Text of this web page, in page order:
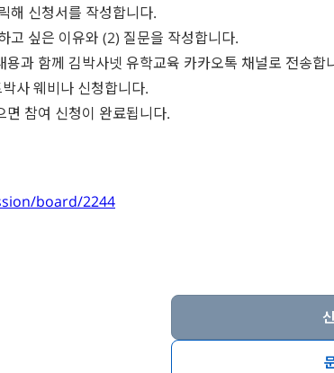
해 신청서를 작성합니다.
고 싶은 이유와 (2) 질문을 작성합니다.
과 함께 김박사넷 유학교육 카카오톡 채널로 전송합
사 웨비나 신청합니다.
참여 신청이 완료됩니다.
board/2244